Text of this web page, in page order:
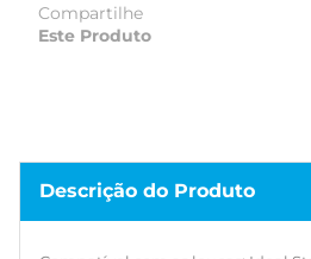
Compartilhe
Este Produto
Descrição do Produto